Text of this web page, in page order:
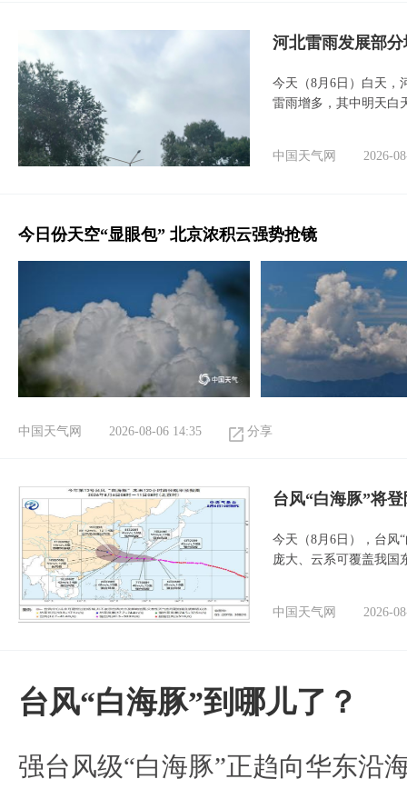
河北雷雨发展部
今天（8月6日）白天，
雷雨增多，其中明天白
中国天气网 2026-
今日份天空“显眼包” 北京浓积云强势抢镜
中国天气网 2026-08-06 14:35 分享
台风“白海豚”将
今天（8月6日），台风
庞大、云系可覆盖我国
中国天气网 2026-
台风“白海豚”到哪儿了？
强台风级“白海豚”正趋向华东沿